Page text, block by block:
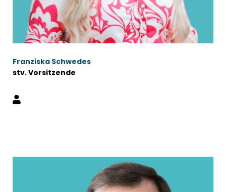
Franziska Schwedes
stv. Vorsitzende